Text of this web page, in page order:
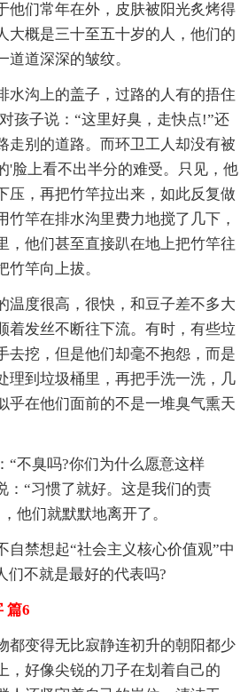
他们常年在外，皮肤被阳光炙烤得
大概是三十至五十岁的人，他们的
道深深的皱纹。
沟上的盖子，过路的人有的捂住
孩子说：“这里好臭，走快点!”还
走别的道路。而环卫工人却没有被
'脸上看不出半分的难受。只见，他
压，再把竹竿拉出来，如此反复做
竹竿在排水沟里费力地搅了几下，
，他们甚至直接趴在地上把竹竿往
竿向上拔。
度很高，很快，和豆子差不多大
着发丝不断往下流。有时，有些垃
去挖，但是他们却毫不抱怨，而是
理到垃圾桶里，再把手洗一洗，几
乎在他们面前的不是一堆臭气熏天
臭吗?你们为什么愿意这样
：“习惯了就好。这是我们的责
他们就默默地离开了。
禁想起“社会主义核心价值观”中
们不就是最好的代表吗?
篇6
变得无比寂静连初升的朝阳都少
，好像尖锐的刀子在划着自己的